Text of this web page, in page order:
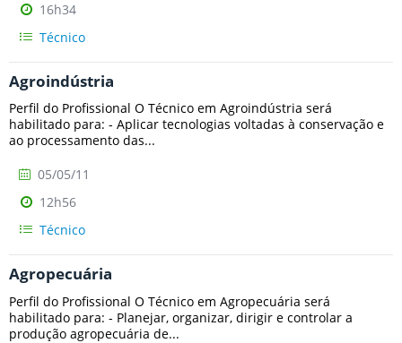
16h34
Técnico
Agroindústria
Perfil do Profissional O Técnico em Agroindústria será
habilitado para: - Aplicar tecnologias voltadas à conservação e
ao processamento das...
05/05/11
12h56
Técnico
Agropecuária
Perfil do Profissional O Técnico em Agropecuária será
habilitado para: - Planejar, organizar, dirigir e controlar a
produção agropecuária de...